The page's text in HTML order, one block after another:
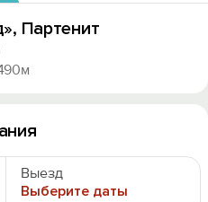
Партенит
Выезд
Выберите даты